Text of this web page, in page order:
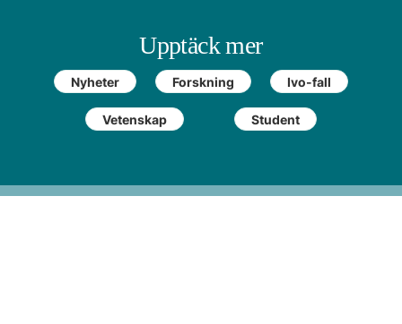
Upptäck mer
Nyheter Forskning Ivo-fall
Vetenskap Student